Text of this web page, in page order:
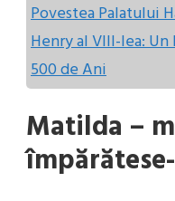
Povestea Palatului
Henry al VIII-lea:
500 de Ani
Matilda –